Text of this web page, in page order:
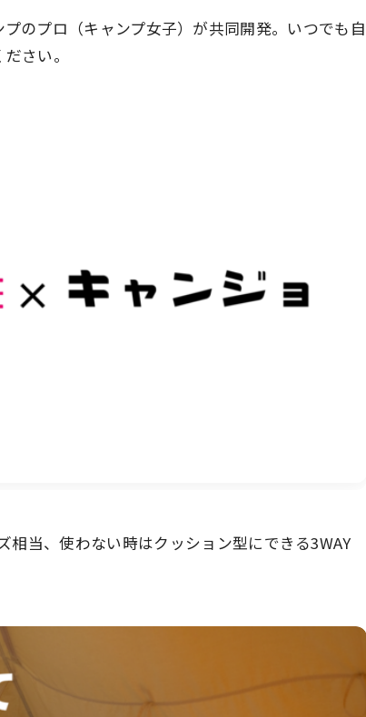
のプロ（キャンプ女子）が共同開発。いつでも自
さい。
当、使わない時はクッション型にできる3WAY